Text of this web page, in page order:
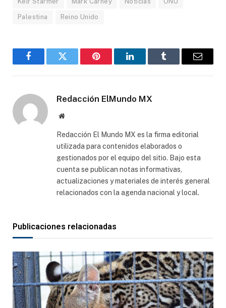
Palestina Reino Unido
FacebookGorjeo Pinterest LinkedInTumblr
Correo
Redacción ElMundo MX
Sitio
Redacción El Mundo MX es la firma editorial
utilizada para contenidos elaborados o
gestionados por el equipo del sitio. Bajo esta
cuenta se publican notas informativas,
actualizaciones y materiales de interés general
relacionados con la agenda nacional y local.
Publicaciones relacionadas